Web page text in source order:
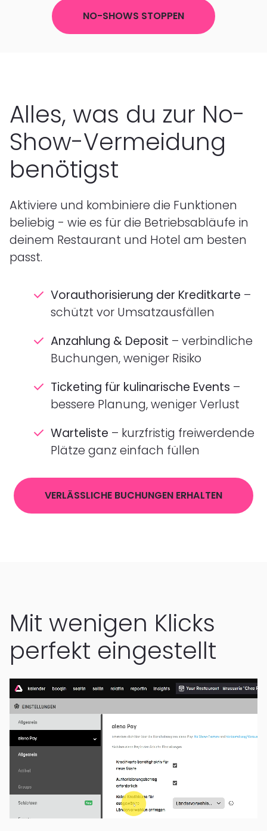
NO-SHOWS STOPPEN
Alles, was du zur No-
Show-Vermeidung
benötigst
Aktiviere und kombiniere die Funktionen
beliebig - wie es für die Betriebsabläufe in
deinem Restaurant und Hotel am besten
passt.
Vorauthorisierung der Kreditkarte –
schützt vor Umsatzausfällen
Anzahlung & Deposit – verbindliche
Buchungen, weniger Risiko
Ticketing für kulinarische Events –
bessere Planung, weniger Verlust
Warteliste – kurzfristig freiwerdende
Plätze ganz einfach füllen
VERLÄSSLICHE BUCHUNGEN ERHALTEN
Mit wenigen Klicks
perfekt eingestellt